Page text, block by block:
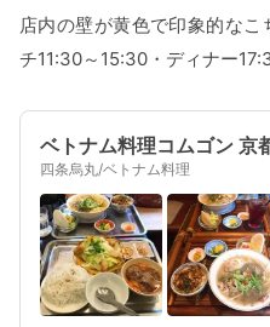
店内の壁が黄色で印象的な
チ11:30～15:30・ディナー
ベトナム料理コムゴン 京
四条烏丸/ベトナム料理